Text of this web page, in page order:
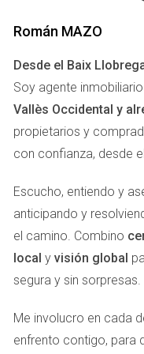
estéticas antes de
paredes, arregló el
atrajo a más
ofertas.
A veces, una
vender, evalúa las
Caso Estudio:
Otra experiencia fue
ubicada cerca de un
Después de tres
bajar el precio un 10%.
Román MAZO
Desde el Baix
Soy agente
Vallès Occidental y
propietarios y
con confianza, desde
Escucho, entiendo y
anticipando y
el camino. Combino
local y visión global
segura y sin sorpresas.
Me involucro en cada
enfrento contigo, para